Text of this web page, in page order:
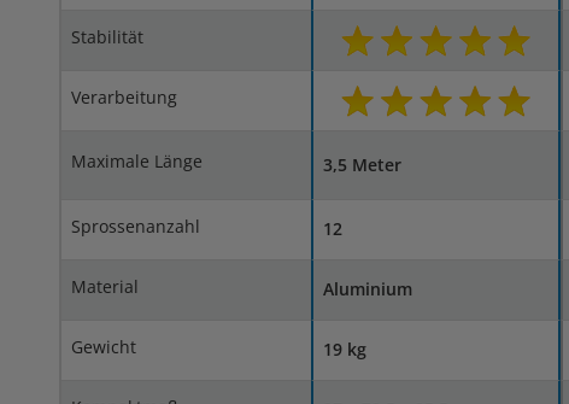
Stabilität
Verarbeitung
Maximale Länge 3,5 Meter
Sprossenanzahl 12
Material Aluminium
Gewicht 19 kg